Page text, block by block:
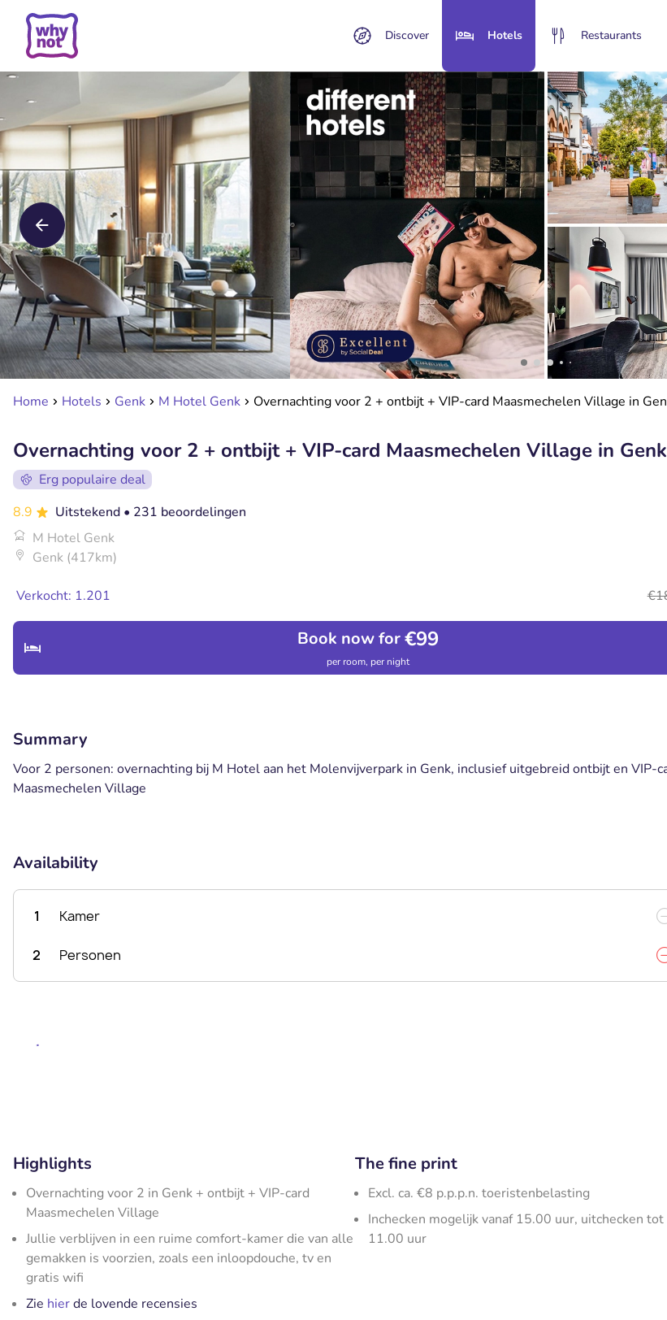
Discover Hotels Restaurants
Home Hotels Genk M Hotel Genk Overnachting voor 2 + ontbijt + VIP-card Maasmechelen Village in
Overnachting voor 2 + ontbijt + VIP-card Maasmechelen Village in Genk
Erg populaire deal
8.9
Uitstekend • 231 beoordelingen
M Hotel Genk
Genk (417km)
Verkocht: 1.201
Book now for€99
per room, per night
Summary
Voor 2 personen: overnachting bij M Hotel aan het Molenvijverpark in Genk, inclusief uitgebreid ontbijt en VIP-
Maasmechelen Village
Availability
1 Kamer
2 Personen
Highlights
Overnachting voor 2 in Genk + ontbijt + VIP-card
Maasmechelen Village
Jullie verblijven in een ruime comfort-kamer die van alle
gemakken is voorzien, zoals een inloopdouche, tv en
gratis wifi
Zie hierde lovende recensies
The fine print
Excl. ca. €8 p.p.p.n. toeristenbelasting
Inchecken mogelijk vanaf 15.00 uur, uitchecken tot
11.00 uur